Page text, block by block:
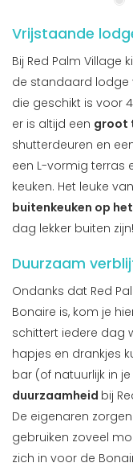
Vrijstaande
Bij Red Palm Village
de standaard lodge
die geschikt is voor
er is altijd een groot
shutterdeuren en
een L-vormig terras
keuken. Het leuke
buitenkeuken op
dag lekker buiten zijn!
Duurzaam
Ondanks dat Red
Bonaire is, kom je
schittert iedere dag
hapjes en drankjes
bar (of natuurlijk in
duurzaamheid bij
De eigenaren
gebruiken zoveel
zich in voor de